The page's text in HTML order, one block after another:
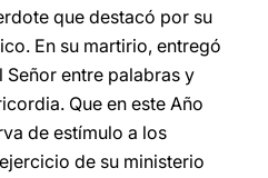
que destacó por su
En su martirio, entregó
Señor entre palabras y
Que en este Año
de estímulo a los
de su ministerio